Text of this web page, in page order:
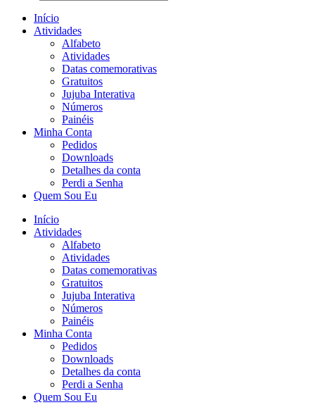
Início
Atividades
Alfabeto
Atividades
Datas comemorativas
Gratuitos
Jujuba Interativa
Números
Painéis
Minha Conta
Pedidos
Downloads
Detalhes da conta
Perdi a Senha
Quem Sou Eu
Início
Atividades
Alfabeto
Atividades
Datas comemorativas
Gratuitos
Jujuba Interativa
Números
Painéis
Minha Conta
Pedidos
Downloads
Detalhes da conta
Perdi a Senha
Quem Sou Eu